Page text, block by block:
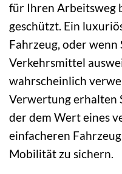
für Ihren Arbeitsweg
geschützt. Ein
Fahrzeug, oder
Verkehrsmittel
wahrscheinlich
Verwertung erhalten
der dem Wert eines
einfacheren
Mobilität zu sichern.